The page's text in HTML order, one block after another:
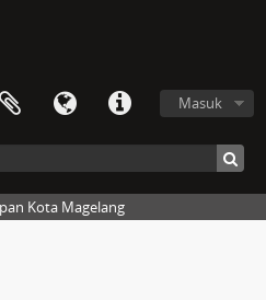
Masuk
Kota Magelang